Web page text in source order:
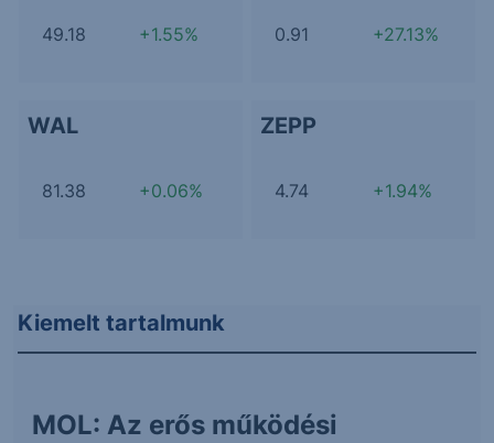
49.18 +1.55% 0.91 +27.13%
WAL
81.38 +0.06%
ZEPP
4.74 +1.94%
Kiemelt tartalmunk
MOL: Az erős működési